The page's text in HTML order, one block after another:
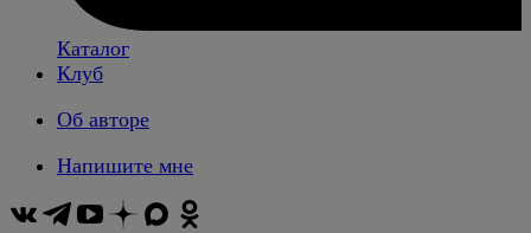
Каталог
Клуб
Об авторе
Напишите мне